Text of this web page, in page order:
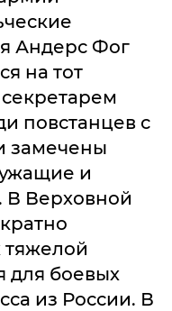
Андерс Фог
на тот
повстанцев с
замечены
и
В Верховной
тяжелой
для боевых
из России. В